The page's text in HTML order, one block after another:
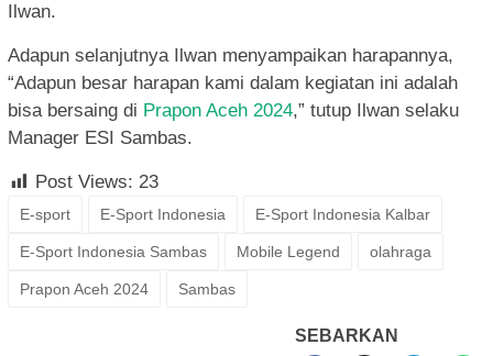
Ilwan.
Adapun selanjutnya Ilwan menyampaikan harapannya,
“Adapun besar harapan kami dalam kegiatan ini adalah
bisa bersaing di Prapon Aceh 2024,” tutup Ilwan selaku
Manager ESI Sambas.
Post Views: 23
E-sport E-Sport Indonesia E-Sport Indonesia Kalbar
E-Sport Indonesia Sambas Mobile Legend olahraga
Prapon Aceh 2024 Sambas
SEBARKAN